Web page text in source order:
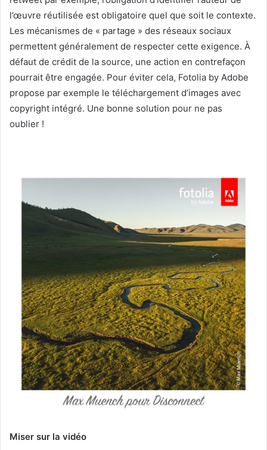
l’œuvre réutilisée est obligatoire quel que soit le contexte.
Les mécanismes de « partage » des réseaux sociaux
permettent généralement de respecter cette exigence. À
défaut de crédit de la source, une action en contrefaçon
pourrait être engagée. Pour éviter cela, Fotolia by Adobe
propose par exemple le téléchargement d’images avec
copyright intégré. Une bonne solution pour ne pas
oublier !
Miser sur la vidéo